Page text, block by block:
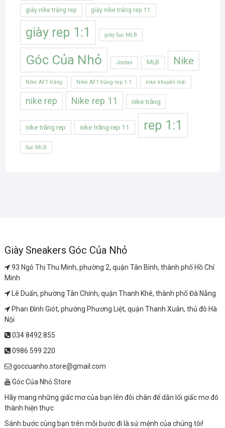
giày nike trắng rep giày nike trắng rep 11
giày rep 1:1 giày Sục MLB
Góc Của Nhỏ Jordan MLB Nike
Nike AF1 trắng Nike AF1 trắng rep 1:1 nike khuyến mãi
nike rep Nike rep 11 nike trắng
nike trắng rep nike trắng rep 11 rep 1:1
Sục MLB
Giày Sneakers Góc Của Nhỏ
93 Ngô Thị Thu Minh, phường 2, quận Tân Bình, thành phố Hồ Chí
Minh
Lê Duẩn, phường Tân Chính, quận Thanh Khê, thành phố Đà Nẵng
Phan Đình Giót, phường Phương Liệt, quận Thanh Xuân, thủ đô Hà
Nội
034 8492 855
0986 599 220
goccuanho.store@gmail.com
Góc Của Nhỏ Store
Hãy mang những giấc mơ của bạn lên đôi chân để dẫn lối giấc mơ đó
thành hiện thực
Sánh bước cùng bạn trên mỗi bước đi là sứ mệnh của chúng tôi!